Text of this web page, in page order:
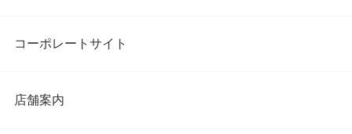
コーポレートサイト
店舗案内